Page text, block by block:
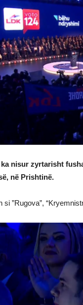
nisur zyrtarisht
në Prishtinë.
”Rugova”,